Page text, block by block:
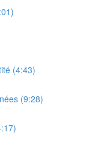
(4:43)
(9:28)